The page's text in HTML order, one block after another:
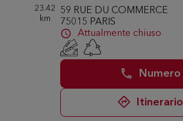
23.42
km
59 RUE DU COMMERCE
75015 PARIS
Attualmente chiuso
Numero
Itinerario